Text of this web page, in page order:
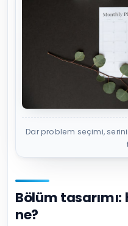
Dar problem seçimi,
Bölüm
ne?